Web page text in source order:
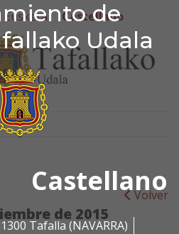
de
Udala
Castellano
Tafalla (NAVARRA)
de
Euskera Castellano
Volver
de 2015